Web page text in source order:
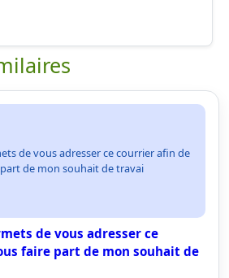
de vous adresser ce courrier afin de
de mon souhait de travai
de vous adresser ce
faire part de mon souhait de